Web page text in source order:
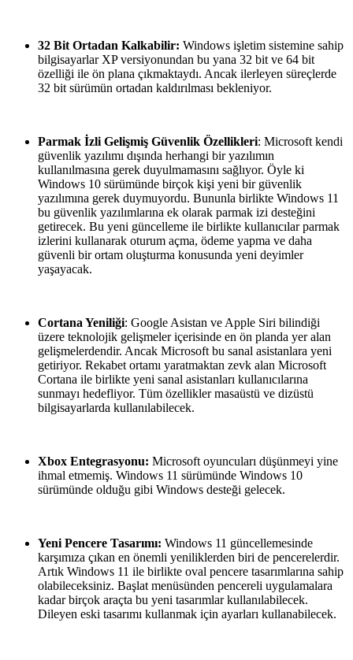
32 Bit Ortadan Kalkabilir: Windows işletim sistemine sahip
bilgisayarlar XP versiyonundan bu yana 32 bit ve 64 bit
özelliği ile ön plana çıkmaktaydı. Ancak ilerleyen süreçlerde
32 bit sürümün ortadan kaldırılması bekleniyor.
Parmak İzli Gelişmiş Güvenlik Özellikleri: Microsoft kendi
güvenlik yazılımı dışında herhangi bir yazılımın
kullanılmasına gerek duyulmamasını sağlıyor. Öyle ki
Windows 10 sürümünde birçok kişi yeni bir güvenlik
yazılımına gerek duymuyordu. Bununla birlikte Windows 11
bu güvenlik yazılımlarına ek olarak parmak izi desteğini
getirecek. Bu yeni güncelleme ile birlikte kullanıcılar parmak
izlerini kullanarak oturum açma, ödeme yapma ve daha
güvenli bir ortam oluşturma konusunda yeni deyimler
yaşayacak.
Cortana Yeniliği: Google Asistan ve Apple Siri bilindiği
üzere teknolojik gelişmeler içerisinde en ön planda yer alan
gelişmelerdendir. Ancak Microsoft bu sanal asistanlara yeni
getiriyor. Rekabet ortamı yaratmaktan zevk alan Microsoft
Cortana ile birlikte yeni sanal asistanları kullanıcılarına
sunmayı hedefliyor. Tüm özellikler masaüstü ve dizüstü
bilgisayarlarda kullanılabilecek.
Xbox Entegrasyonu: Microsoft oyuncuları düşünmeyi yine
ihmal etmemiş. Windows 11 sürümünde Windows 10
sürümünde olduğu gibi Windows desteği gelecek.
Yeni Pencere Tasarımı: Windows 11 güncellemesinde
karşımıza çıkan en önemli yeniliklerden biri de pencerelerdir.
Artık Windows 11 ile birlikte oval pencere tasarımlarına sahip
olabileceksiniz. Başlat menüsünden pencereli uygulamalara
kadar birçok araçta bu yeni tasarımlar kullanılabilecek.
Dileyen eski tasarımı kullanmak için ayarları kullanabilecek.